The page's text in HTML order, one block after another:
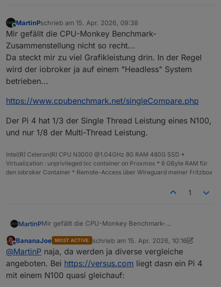
Online
MartinPschrieb am 15. Apr. 2026, 09:38
zuletzt editiert von
Mir gefällt die CPU-Monkey Benchmark-
Zusammenstellung nicht so recht...
Da steckt mir zu viel Grafikleistung drin. In der Regel
wird der iobroker ja auf einem "Headless" System
betrieben...
https://www.cpubenchmark.net/singleCompare.php
Der Pi 4 hat 1/3 der Single Thread Leistung eines N100,
und nur 1/8 der Multi-Thread Leistung.
Intel(R) Celeron(R) CPU N3000 @1.04GHz 8G RAM 480G SSD *
Virtualization : unprivileged lxc container on Proxmox * 6 GByte RAM für
den iobroker Container * Remote-Access über Wireguard meiner Fritzbox
1
MartinPMir gefällt die CPU-Monkey Benchmark-
Da steckt mir zu viel Grafikleistung drin. In der Regel
wird der iobroker ja auf einem "Headless" System
betrieben...
https://www.cpubenchmark.net/singleCompare.php
Der Pi 4 hat 1/3 der Single Thread Leistung eines N100,
und nur 1/8 der Multi-Thread Leistung.
Offline
BananaJoe MOST ACTIVE schrieb am 15. Apr. 2026, 10:16
zuletzt editiert von BananaJoe
@MartinP naja, da werden ja diverse vergleiche
angeboten. Bei https://versus.com liegt dasn ein Pi 4
mit einem N100 quasi gleichauf: